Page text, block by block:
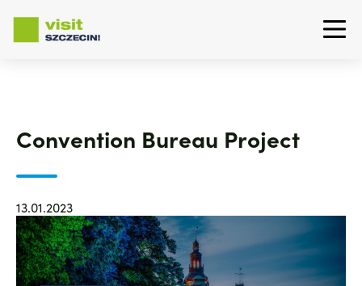
Convention Bureau Project
13.01.2023